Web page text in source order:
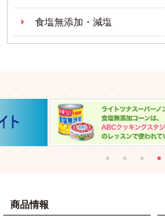
食塩無添加・減塩
商品情報